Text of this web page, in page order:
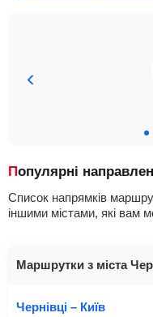
Популярні
Список напрямків
іншими містами, які вам
Маршрутки з міста
Чернівці – Київ